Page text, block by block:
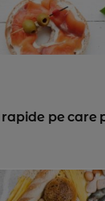
pe care